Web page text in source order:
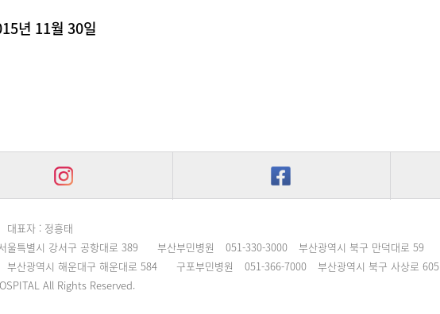
년 11월 30일
대표자 : 정흥태
울특별시 강서구 공항대로 389 부산부민병원 051-330-3000
부산광역시 북구 만덕대로 59
부산광역시 해운대구 해운대로 584 구포부민병원 051-366-7000
부산광역시 북구 사상로 605
All Rights Reserved.